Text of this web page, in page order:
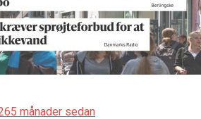
5 månader sedan